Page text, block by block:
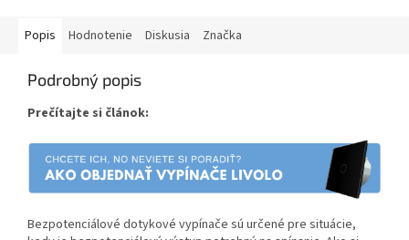
Popis Hodnotenie Diskusia Značka
Podrobný popis
Prečítajte si článok:
Bezpotenciálové dotykové vypínače sú určené pre situácie,